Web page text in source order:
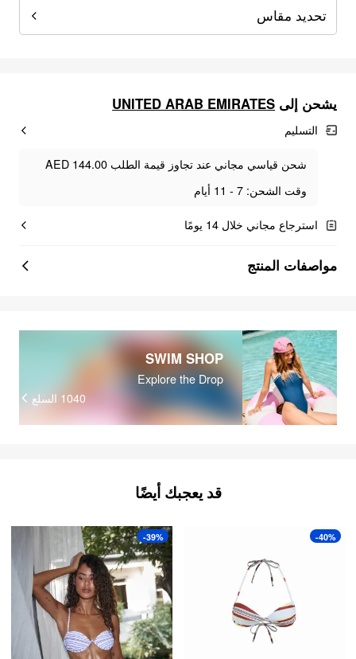
تحديد مقاس
يشحن إلى UNITED ARAB EMIRATES
التسليم
شحن قياسي مجاني عند تجاوز قيمة الطلب AED 144.00
وقت الشحن: 7 - 11 أيام
استرجاع مجاني خلال 14 يومًا
مواصفات المنتج
SWIM SHOP
Explore the Drop
1040 السلع
قد يعجبك أيضًا
-40%
-39%